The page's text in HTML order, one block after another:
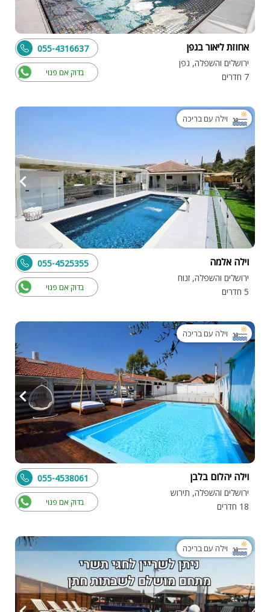
אחוזת ליאור בגפן
ירושלים והשפלה, גפן
7 חדרים
בדוק אם פנוי
055-4316637
וילה עם בריכה
וילה אלמה
ירושלים והשפלה, זנוח
5 חדרים
בדוק אם פנוי
055-4525355
וילה עם בריכה
וילה יהלום בלבן
ירושלים והשפלה, תירוש
18 חדרים
בדוק אם פנוי
055-4538061
וילה עם בריכה